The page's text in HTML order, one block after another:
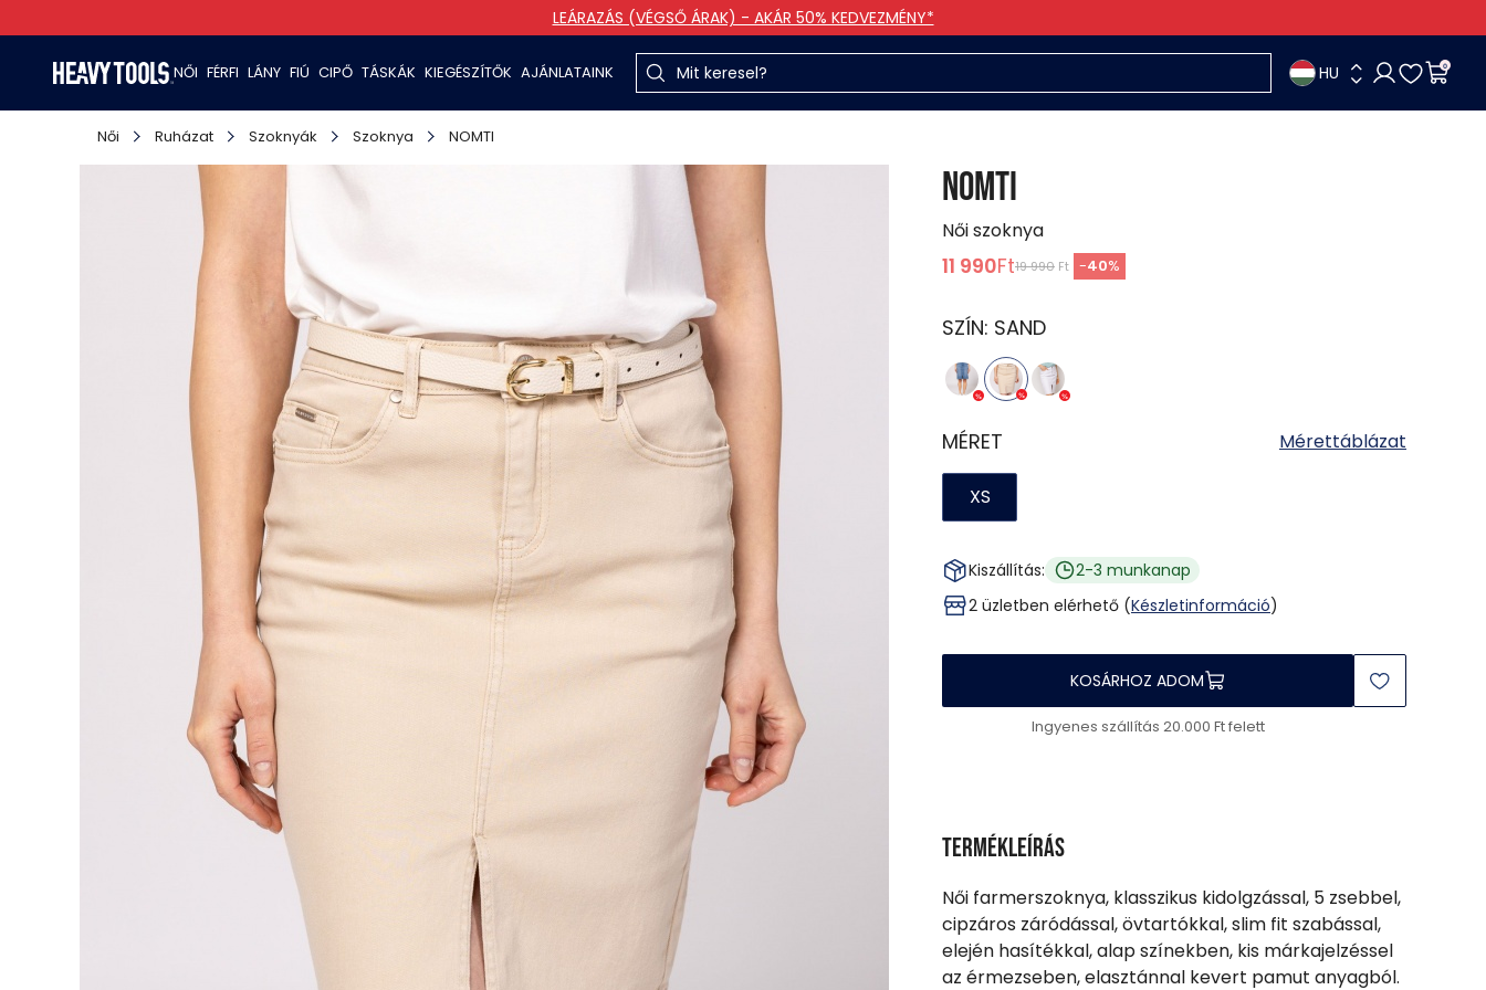
LEÁRAZÁS (VÉGSŐ ÁRAK) - AKÁR 50% KEDVEZMÉNY*
NŐI FÉRFI LÁNY FIÚ CIPŐ TÁSKÁK KIEGÉSZÍTŐK AJÁNLATAINK HU 0
Női Ruházat Szoknyák Szoknya NOMTI
NOMTI
Női szoknya
11 990Ft19 990 Ft -40%
SZÍN: SAND
MÉRET Mérettáblázat
XS
Kiszállítás:
2-3 munkanap
2 üzletben elérhető (Készletinformáció)
KOSÁRHOZ ADOM
Ingyenes szállítás 20.000 Ft felett
Termékleírás
Női farmerszoknya, klasszikus kidolgzással, 5 zsebbel,
cipzáros záródással, övtartókkal, slim fit szabással,
elején hasítékkal, alap színekben, kis márkajelzéssel
az érmezseben, elasztánnal kevert pamut anyagból.